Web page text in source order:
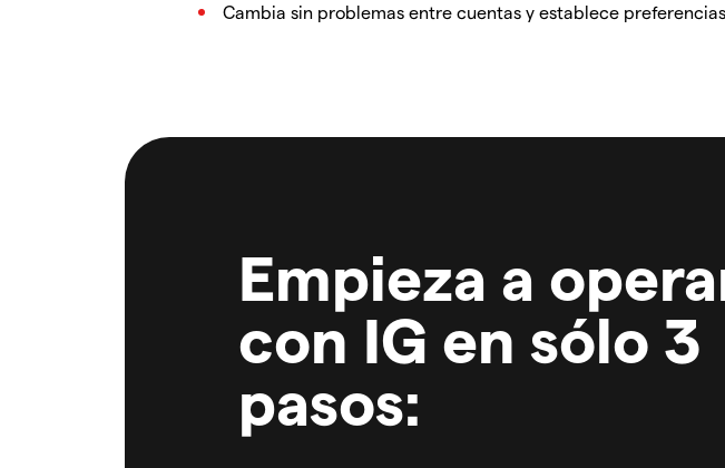
Cambia sin problemas entre cuentas y establece
Empieza a
con IG en sólo 3
pasos: